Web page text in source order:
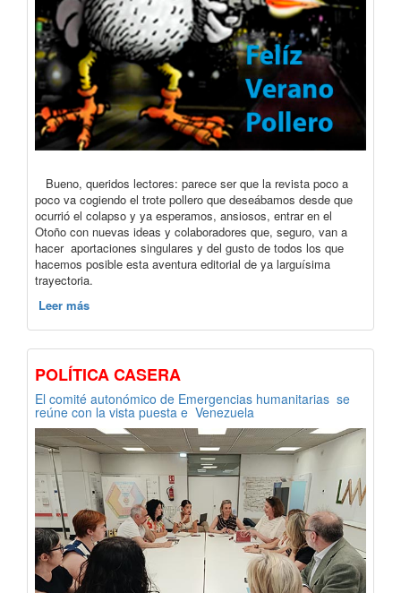
Bueno, queridos lectores: parece ser que la revista poco a
poco va cogiendo el trote pollero que deseábamos desde que
ocurrió el colapso y ya esperamos, ansiosos, entrar en el
Otoño con nuevas ideas y colaboradores que, seguro, van a
hacer aportaciones singulares y del gusto de todos los que
hacemos posible esta aventura editorial de ya larguísima
trayectoria.
Leer más
POLÍTICA CASERA
El comité autonómico de Emergencias humanitarias se
reúne con la vista puesta e Venezuela